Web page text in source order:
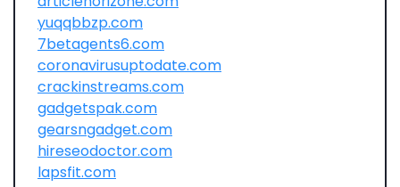
yuqqbbzp.com
7betagents6.com
coronavirusuptodate.com
crackinstreams.com
gadgetspak.com
gearsngadget.com
hireseodoctor.com
lapsfit.com